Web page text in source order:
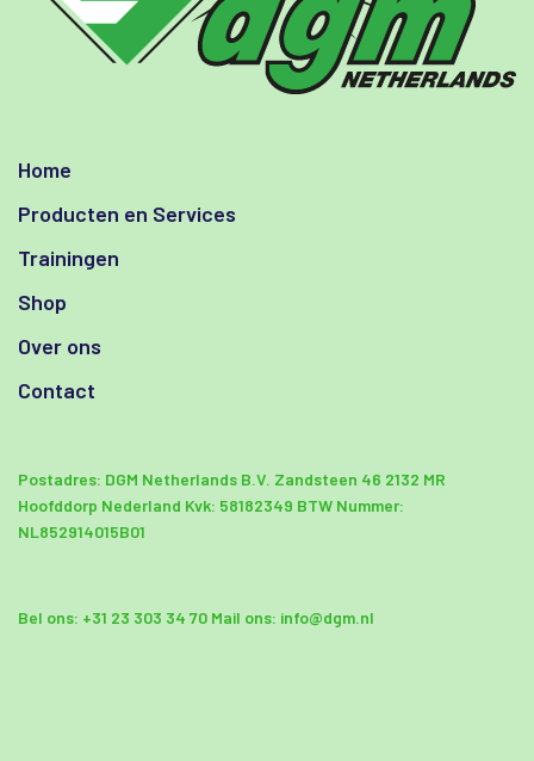
Home
Producten en Services
Trainingen
Shop
Over ons
Contact
Postadres: DGM Netherlands B.V. Zandsteen 46 2132 MR
Hoofddorp Nederland Kvk: 58182349 BTW Nummer:
NL852914015B01
Bel ons: +31 23 303 34 70 Mail ons: info@dgm.nl